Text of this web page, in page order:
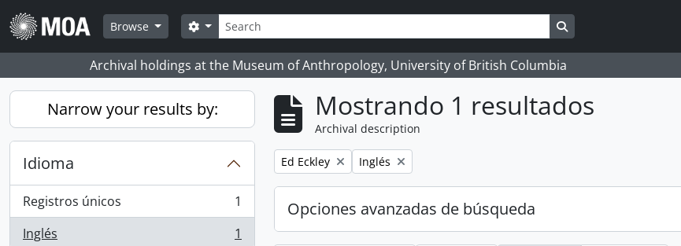
Skip to main content
Browse
Búsqueda
Search options Search in browse page
Archival holdings at the Museum of Anthropology, University of British Columbia
Narrow your results by:
Idioma
Registros únicos
, 1 resultados
1
Inglés
, 1 resultados 1
Mostrando 1 resultados
Archival description
Remove filter:
Ed Eckley Remove filter:
Inglés
Opciones avanzadas de búsqueda